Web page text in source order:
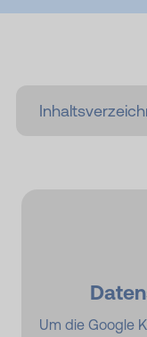
Um die Google